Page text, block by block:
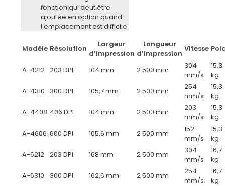
fonction qui peut être
ajoutée en option quand
l’emplacement est difficile
Modèle Résolution
Largeur
d’impression
Longueur
d’impression
Vitesse
A-4212 203 DPI 104 mm 2 500 mm
304
mm/s
15,3
kg
A-4310
300 DPI 105,7 mm 2 500 mm
254
mm/s
15,3
kg
A-4408 406 DPI 104 mm 2 500 mm
203
mm/s
15,3
kg
A-4606 600 DPI 105,6 mm 2 500 mm
152
mm/s
15,3
kg
A-6212 203 DPI 168 mm 2 500 mm
304
mm/s
16,7
kg
A-6310
300 DPI 162,6 mm 2 500 mm
254
mm/s
16,7
kg